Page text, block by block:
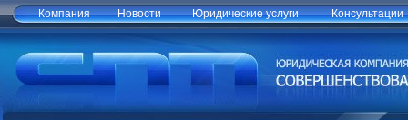
Компания Новости Юридические услуги Консультации